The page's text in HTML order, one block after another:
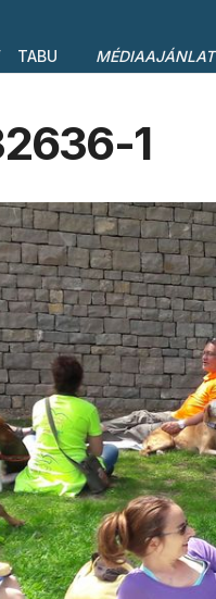
TABU MÉDIAAJÁNLAT
1